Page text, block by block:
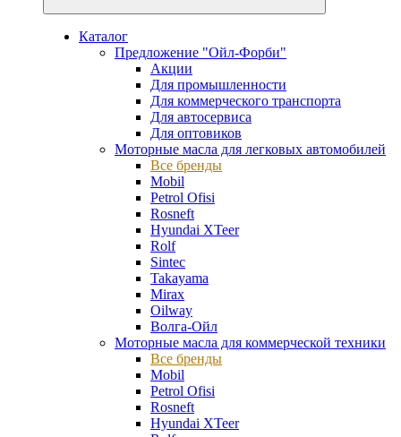
Каталог
Предложение "Ойл-Форби"
Акции
Для промышленности
Для коммерческого транспорта
Для автосервиса
Для оптовиков
Моторные масла для легковых автомобилей
Все бренды
Mobil
Petrol Ofisi
Rosneft
Hyundai XTeer
Rolf
Sintec
Takayama
Mirax
Oilway
Волга-Ойл
Моторные масла для коммерческой техники
Все бренды
Mobil
Petrol Ofisi
Rosneft
Hyundai XTeer